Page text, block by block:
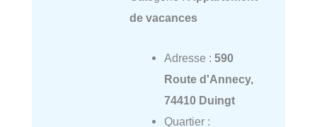
de vacances
Adresse : 590
Route d'Annecy,
74410 Duingt
Quartier :